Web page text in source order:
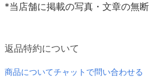
*当店舗に掲載の写真・文章の無断
返品特約について
商品についてチャットで問い合わせる